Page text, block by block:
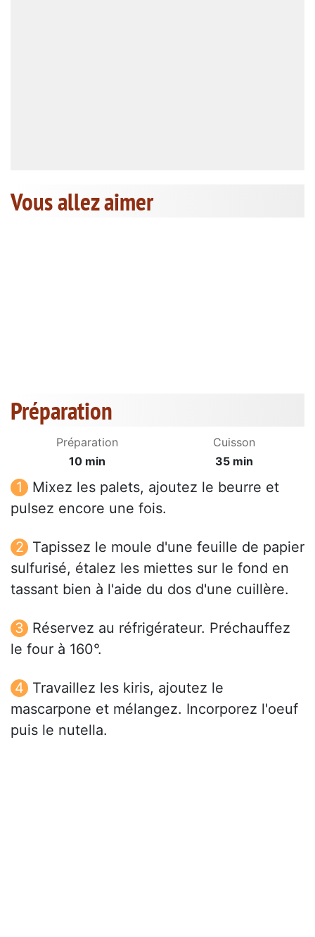
Vous allez aimer
Préparation
Préparation
10 min
Cuisson
35 min
Mixez les palets, ajoutez le beurre et
pulsez encore une fois.
Tapissez le moule d'une feuille de papier
sulfurisé, étalez les miettes sur le fond en
tassant bien à l'aide du dos d'une cuillère.
Réservez au réfrigérateur. Préchauffez
le four à 160°.
Travaillez les kiris, ajoutez le
mascarpone et mélangez. Incorporez l'oeuf
puis le nutella.